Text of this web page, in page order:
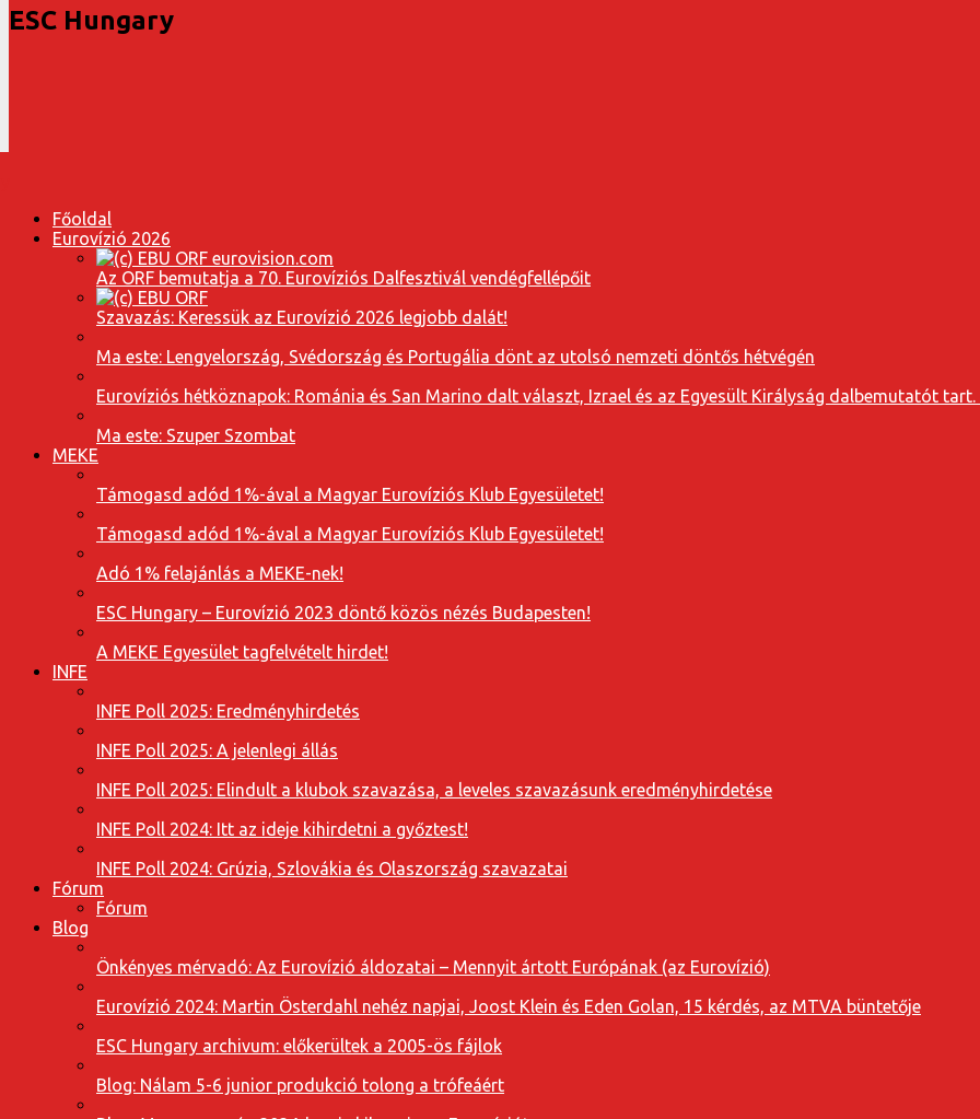
ESC Hungary
Főoldal
Eurovízió 2026
Az ORF bemutatja a 70. Eurovíziós Dalfesztivál vendégfellépőit
Szavazás: Keressük az Eurovízió 2026 legjobb dalát!
Ma este: Lengyelország, Svédország és Portugália dönt az utolsó nemzeti döntős hétvégén
Eurovíziós hétköznapok: Románia és San Marino dalt választ, Izrael és az Egyesült Királyság dalbemutatót tart.
Ma este: Szuper Szombat
MEKE
Támogasd adód 1%-ával a Magyar Eurovíziós Klub Egyesületet!
Támogasd adód 1%-ával a Magyar Eurovíziós Klub Egyesületet!
Adó 1% felajánlás a MEKE-nek!
ESC Hungary – Eurovízió 2023 döntő közös nézés Budapesten!
A MEKE Egyesület tagfelvételt hirdet!
INFE
INFE Poll 2025: Eredményhirdetés
INFE Poll 2025: A jelenlegi állás
INFE Poll 2025: Elindult a klubok szavazása, a leveles szavazásunk eredményhirdetése
INFE Poll 2024: Itt az ideje kihirdetni a győztest!
INFE Poll 2024: Grúzia, Szlovákia és Olaszország szavazatai
Fórum
Fórum
Blog
Önkényes mérvadó: Az Eurovízió áldozatai – Mennyit ártott Európának (az Eurovízió)
Eurovízió 2024: Martin Österdahl nehéz napjai, Joost Klein és Eden Golan, 15 kérdés, az MTVA büntetője
ESC Hungary archivum: előkerültek a 2005-ös fájlok
Blog: Nálam 5-6 junior produkció tolong a trófeáért